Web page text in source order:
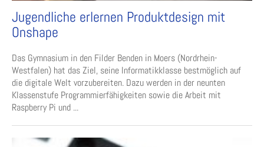
Jugendliche erlernen Produktdesign mit
Onshape
Das Gymnasium in den Filder Benden in Moers (Nordrhein-
Westfalen) hat das Ziel, seine Informatikklasse bestmöglich auf
die digitale Welt vorzubereiten. Dazu werden in der neunten
Klassenstufe Programmierfähigkeiten sowie die Arbeit mit
Raspberry Pi und ...